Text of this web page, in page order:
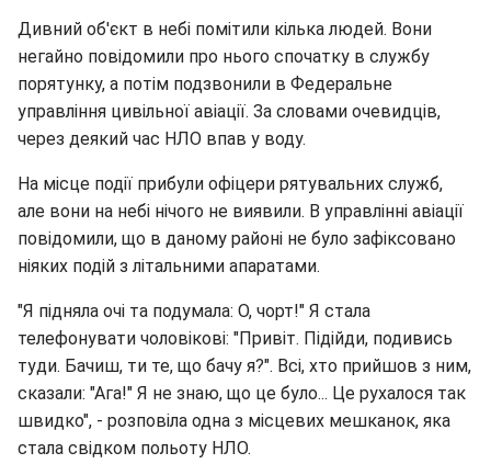
Дивний об'єкт в небі помітили кілька людей. Вони
негайно повідомили про нього спочатку в службу
порятунку, а потім подзвонили в Федеральне
управління цивільної авіації. За словами очевидців,
через деякий час НЛО впав у воду.
На місце події прибули офіцери рятувальних служб,
але вони на небі нічого не виявили. В управлінні авіації
повідомили, що в даному районі не було зафіксовано
ніяких подій з літальними апаратами.
"Я підняла очі та подумала: О, чорт!" Я стала
телефонувати чоловікові: "Привіт. Підійди, подивись
туди. Бачиш, ти те, що бачу я?". Всі, хто прийшов з ним,
сказали: "Ага!" Я не знаю, що це було... Це рухалося так
швидко", - розповіла одна з місцевих мешканок, яка
стала свідком польоту НЛО.